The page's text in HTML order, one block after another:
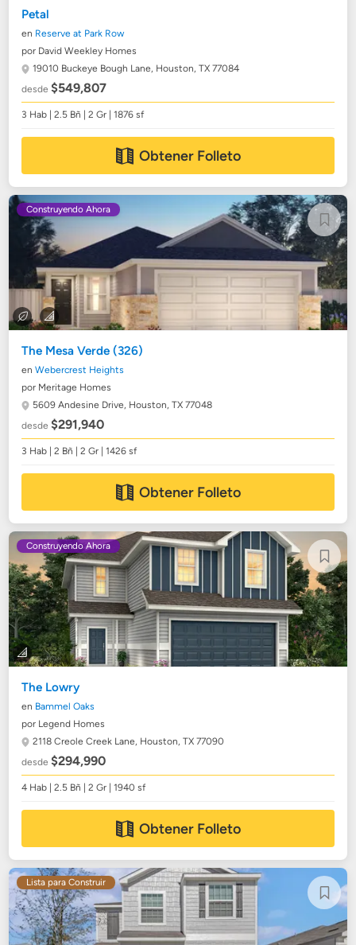
Petal
en Reserve at Park Row
por David Weekley Homes
19010 Buckeye Bough Lane, Houston, TX 77084
desde$549,807
3 Hab | 2.5 Bñ | 2 Gr | 1876 sf
Obtener Folleto
Construyendo Ahora
The Mesa Verde (326)
enWebercrest Heights
por Meritage Homes
5609 Andesine Drive, Houston, TX 77048
desde$291,940
3 Hab | 2 Bñ | 2 Gr | 1426 sf
Obtener Folleto
Construyendo Ahora
The Lowry
en Bammel Oaks
por Legend Homes
2118 Creole Creek Lane, Houston, TX 77090
desde$294,990
4 Hab | 2.5 Bñ | 2 Gr | 1940 sf
Obtener Folleto
Lista para Construir